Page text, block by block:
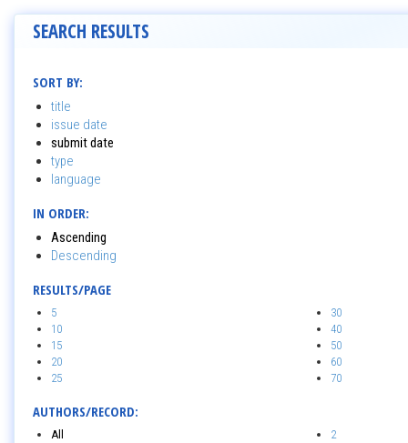
SEARCH RESULTS
SORT BY:
title
issue date
submit date
type
language
IN ORDER:
Ascending
Descending
RESULTS/PAGE
5
10
15
20
25
30
40
50
60
70
AUTHORS/RECORD:
All
2